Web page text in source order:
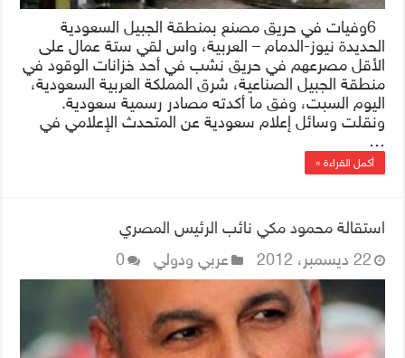
6وفيات في حريق مصنع بمنطقة الجبيل السعودية
الحديدة نيوز-الدمام – العربية، واس لقي ستة عمال على
الأقل مصرعهم في حريق نشب في أحد خزانات الوقود في
منطقة الجبيل الصناعية، شرق المملكة العربية السعودية،
اليوم السبت، وفق ما أكدته مصادر رسمية سعودية.
ونقلت وسائل إعلام سعودية عن المتحدث الإعلامي في
…
أكمل القراءة »
استقالة محمود مكي نائب الرئيس المصري
22 ديسمبر، 2012
عربي ودولي 0